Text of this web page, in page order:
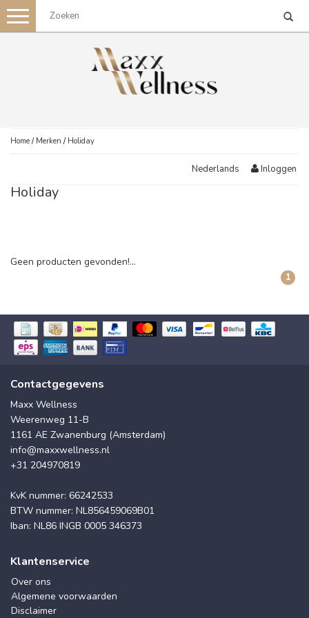
Toggle
navigation
Home / Merken / Holiday
Nederlands Inloggen
Holiday
Geen producten gevonden!...
1
Contactgegevens
Maxx Wellness
Weerenweg 11-B
1161 AE Zwanenburg (Amsterdam)
info@maxxwellness.nl
+31 204970819
KvK nummer: 66242533
BTW nummer: NL856459069B01
Iban: NL86 INGB 0005 346373
Klantenservice
Over ons
Algemene voorwaarden
Disclaimer